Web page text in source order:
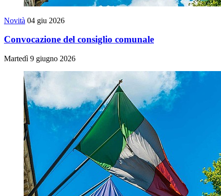
Novità 04 giu 2026
Convocazione del consiglio comunale
Martedì 9 giugno 2026